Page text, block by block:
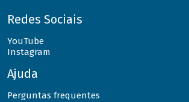
Redes Sociais
YouTube
Instagram
Ajuda
Perguntas frequentes